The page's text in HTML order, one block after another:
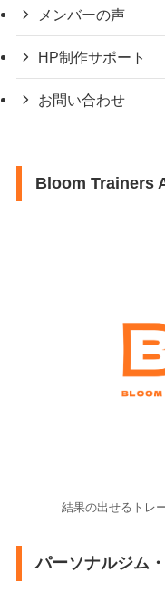
メンバーの声
HP制作サポート
お問い合わせ
Bloom Trainers
結果の出せるトレ
パーソナルジム